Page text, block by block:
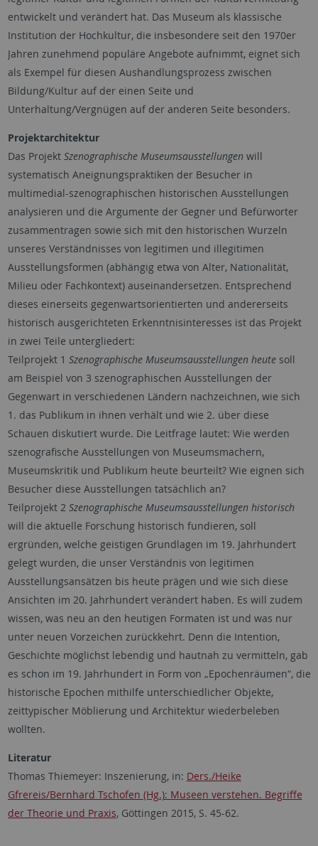
entwickelt und verändert hat. Das Museum als klassische
Institution der Hochkultur, die insbesondere seit den 1970er
Jahren zunehmend populäre Angebote aufnimmt, eignet sich
als Exempel für diesen Aushandlungsprozess zwischen
Bildung/Kultur auf der einen Seite und
Unterhaltung/Vergnügen auf der anderen Seite besonders.
Projektarchitektur
Das Projekt Szenographische Museumsausstellungen will
systematisch Aneignungspraktiken der Besucher in
multimedial-szenographischen historischen Ausstellungen
analysieren und die Argumente der Gegner und Befürworter
zusammentragen sowie sich mit den historischen Wurzeln
unseres Verständnisses von legitimen und illegitimen
Ausstellungsformen (abhängig etwa von Alter, Nationalität,
Milieu oder Fachkontext) auseinandersetzen. Entsprechend
dieses einerseits gegenwartsorientierten und andererseits
historisch ausgerichteten Erkenntnisinteresses ist das Projekt
in zwei Teile untergliedert:
Teilprojekt 1 Szenographische Museumsausstellungen heutesoll
am Beispiel von 3 szenographischen Ausstellungen der
Gegenwart in verschiedenen Ländern nachzeichnen, wie sich
1. das Publikum in ihnen verhält und wie 2. über diese
Schauen diskutiert wurde. Die Leitfrage lautet: Wie werden
szenografische Ausstellungen von Museumsmachern,
Museumskritik und Publikum heute beurteilt? Wie eignen sich
Besucher diese Ausstellungen tatsächlich an?
Teilprojekt 2 Szenographische Museumsausstellungen historisch
will die aktuelle Forschung historisch fundieren, soll
ergründen, welche geistigen Grundlagen im 19. Jahrhundert
gelegt wurden, die unser Verständnis von legitimen
Ausstellungsansätzen bis heute prägen und wie sich diese
Ansichten im 20. Jahrhundert verändert haben. Es will zudem
wissen, was neu an den heutigen Formaten ist und was nur
unter neuen Vorzeichen zurückkehrt. Denn die Intention,
Geschichte möglichst lebendig und hautnah zu vermitteln, gab
es schon im 19. Jahrhundert in Form von „Epochenräumen“, die
historische Epochen mithilfe unterschiedlicher Objekte,
zeittypischer Möblierung und Architektur wiederbeleben
wollten.
Literatur
Thomas Thiemeyer: Inszenierung, in: Ders./Heike
Gfrereis/Bernhard Tschofen (Hg.): Museen verstehen. Begriffe
der Theorie und Praxis, Göttingen 2015, S. 45-62.